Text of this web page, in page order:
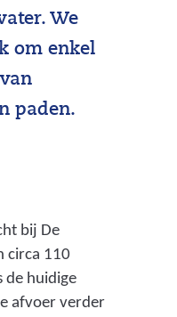
We
om enkel
paden.
bij De
circa 110
de huidige
afvoer verder